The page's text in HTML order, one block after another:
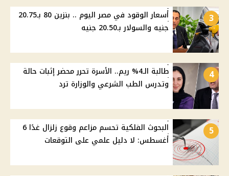
3
أسعار الوقود في مصر اليوم .. بنزين 80 بـ20.75
جنيه والسولار بـ20.50 جنيه
4
طالبة الـ4% ريم.. الأسرة تحرر محضر إثبات حالة
وتدرس الطب الشرعي والوزارة ترد
5
البحوث الفلكية تحسم مزاعم وقوع زلزال غدًا 6
أغسطس: لا دليل علمي على التوقعات